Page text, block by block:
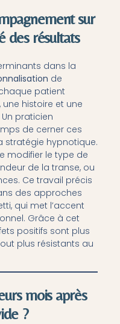
sur
des résultats
dans la
de
patient
histoire et une
praticien
de cerner ces
stratégie hypnotique.
modifier le type de
de la transe, ou
Ce travail précis
des approches
qui met l’accent
Grâce à cet
positifs sont plus
plus résistants au
mois après
?